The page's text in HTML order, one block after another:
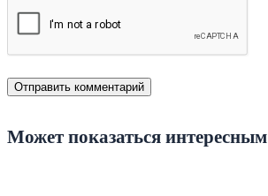
Может показаться интересным